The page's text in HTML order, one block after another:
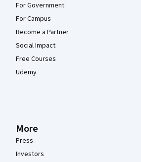
For Government
For Campus
Become a Partner
Social Impact
Free Courses
Udemy
More
Press
Investors